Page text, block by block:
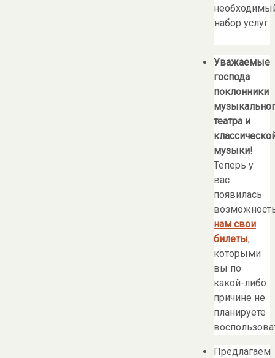
набор услуг.
Уважаемые
господа
поклонники
театра и
музыки!
Теперь у
вас
появилась
нам свои
билеты,
которыми
вы по
какой-либо
причине не
планируете
Предлагаем